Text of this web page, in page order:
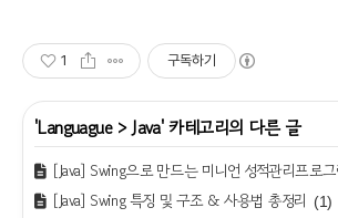
1 구독하기
'Languague>Java' 카테고리의 다른 글
[Java] Swing으로 만드는 미니언 성적관리프로그
[Java] Swing 특징 및 구조 & 사용법 총정리 (1)